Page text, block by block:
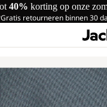
40% korting op onze
Gratis retourneren binnen 30